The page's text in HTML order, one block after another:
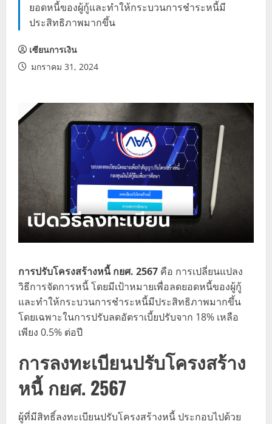
ยอดหนี้ของผู้กู้และทำให้กระบวนการชำระหนี้มี
ประสิทธิภาพมากขึ้น
เซียนการเงิน
มกราคม 31, 2024
การปรับโครงสร้างหนี้ กยศ. 2567 คือ การเปลี่ยนแปลง
วิธีการจัดการหนี้ โดยมีเป้าหมายเพื่อลดยอดหนี้ของผู้กู้
และทำให้กระบวนการชำระหนี้มีประสิทธิภาพมากขึ้น
โดยเฉพาะในการปรับลดอัตราเบี้ยปรับจาก 18% เหลือ
เพียง 0.5% ต่อปี
การลงทะเบียนปรับโครงสร้าง
หนี้ กยศ. 2567
ผู้ที่มีสิทธิ์ลงทะเบียนปรับโครงสร้างหนี้ ประกอบไปด้วย